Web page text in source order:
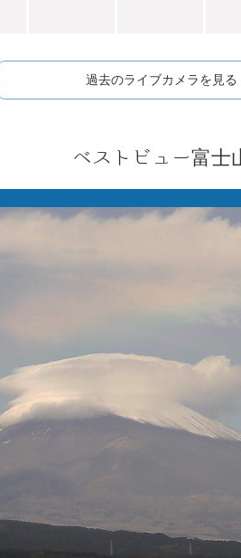
過去のライブカメラを見る
ベストビュー富士